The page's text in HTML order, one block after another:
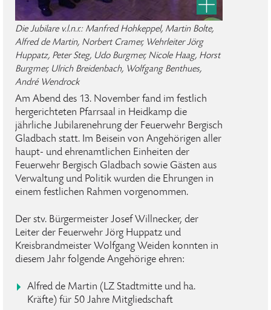
Die Jubilare v.l.n.r.: Manfred Hohkeppel, Martin Bolte,
Alfred de Martin, Norbert Cramer, Wehrleiter Jörg
Huppatz, Peter Steg, Udo Burgmer, Nicole Haag, Horst
Burgmer, Ulrich Breidenbach, Wolfgang Benthues,
André Wendrock
Am Abend des 13. November fand im festlich
hergerichteten Pfarrsaal in Heidkamp die
jährliche Jubilarenehrung der Feuerwehr Bergisch
Gladbach statt. Im Beisein von Angehörigen aller
haupt- und ehrenamtlichen Einheiten der
Feuerwehr Bergisch Gladbach sowie Gästen aus
Verwaltung und Politik wurden die Ehrungen in
einem festlichen Rahmen vorgenommen.
Der stv. Bürgermeister Josef Willnecker, der
Leiter der Feuerwehr Jörg Huppatz und
Kreisbrandmeister Wolfgang Weiden konnten in
diesem Jahr folgende Angehörige ehren:
Alfred de Martin (LZ Stadtmitte und ha.
Kräfte) für 50 Jahre Mitgliedschaft